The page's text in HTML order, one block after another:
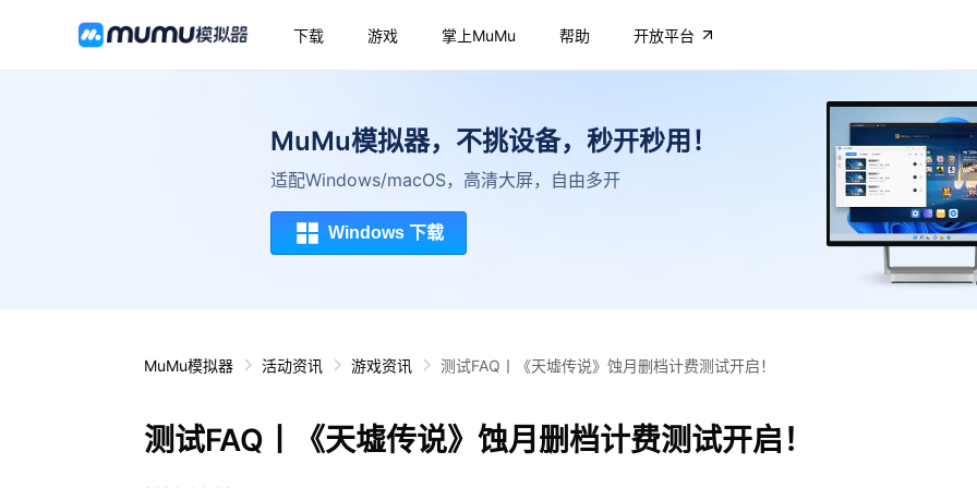
下载 游戏 掌上MuMu 帮助 开放平台
MuMu模拟器，不挑设备，秒开秒用！
适配Windows/macOS，高清大屏，自由多开
Windows 下载
MuMu模拟器 活动资讯 游戏资讯 测试FAQ丨《天墟传说》蚀月删档计费测试开启！
测试FAQ丨《天墟传说》蚀月删档计费测试开启！